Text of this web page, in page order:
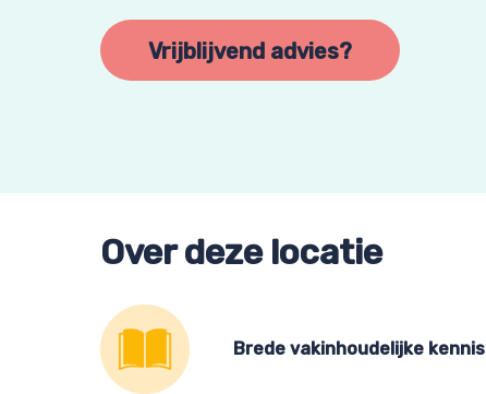
Vrijblijvend advies?
Over deze locatie
Brede vakinhoudelijke kennis